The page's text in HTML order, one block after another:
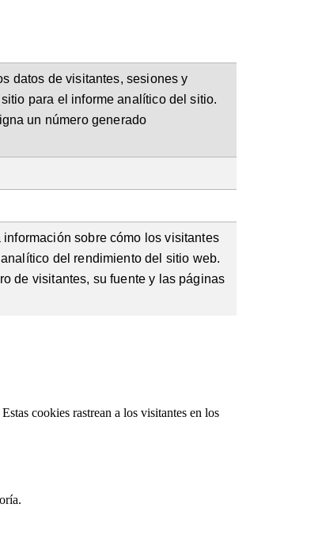
datos de visitantes, sesiones y
para el informe analítico del sitio.
un número generado
sobre cómo los visitantes
del rendimiento del sitio web.
de visitantes, su fuente y las páginas
cookies rastrean a los visitantes en los